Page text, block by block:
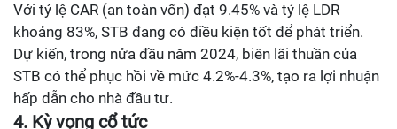
Với tỷ lệ CAR (an toàn vốn) đạt 9.45% và tỷ lệ LDR
khoảng 83%, STB đang có điều kiện tốt để phát triển.
Dự kiến, trong nửa đầu năm 2024, biên lãi thuần của
STB có thể phục hồi về mức 4.2%-4.3%, tạo ra lợi nhuận
hấp dẫn cho nhà đầu tư.
4. Kỳ vọng cổ tức